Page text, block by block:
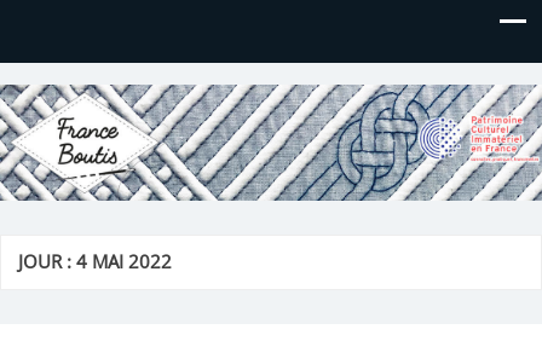
France Boutis
Le site de France Boutis
JOUR :4 MAI 2022